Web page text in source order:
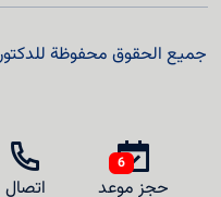
6
حجز موعد اتصال
جميع الحقوق محفوظة للدكتور